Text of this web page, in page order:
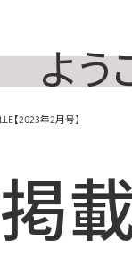
よう
【2023年2月号】